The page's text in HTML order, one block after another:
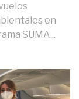
en
SUMA...